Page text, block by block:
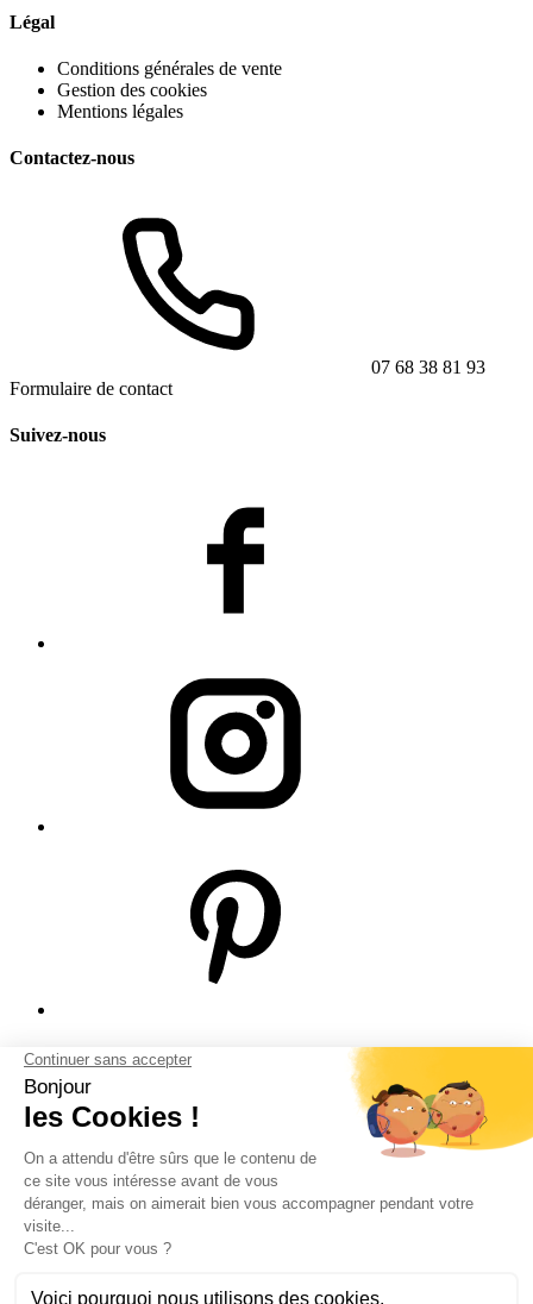
Légal
Conditions générales de vente
Gestion des cookies
Mentions légales
Contactez-nous
07 68 38 81 93
Formulaire de contact
Suivez-nous
© Bodeor 2026